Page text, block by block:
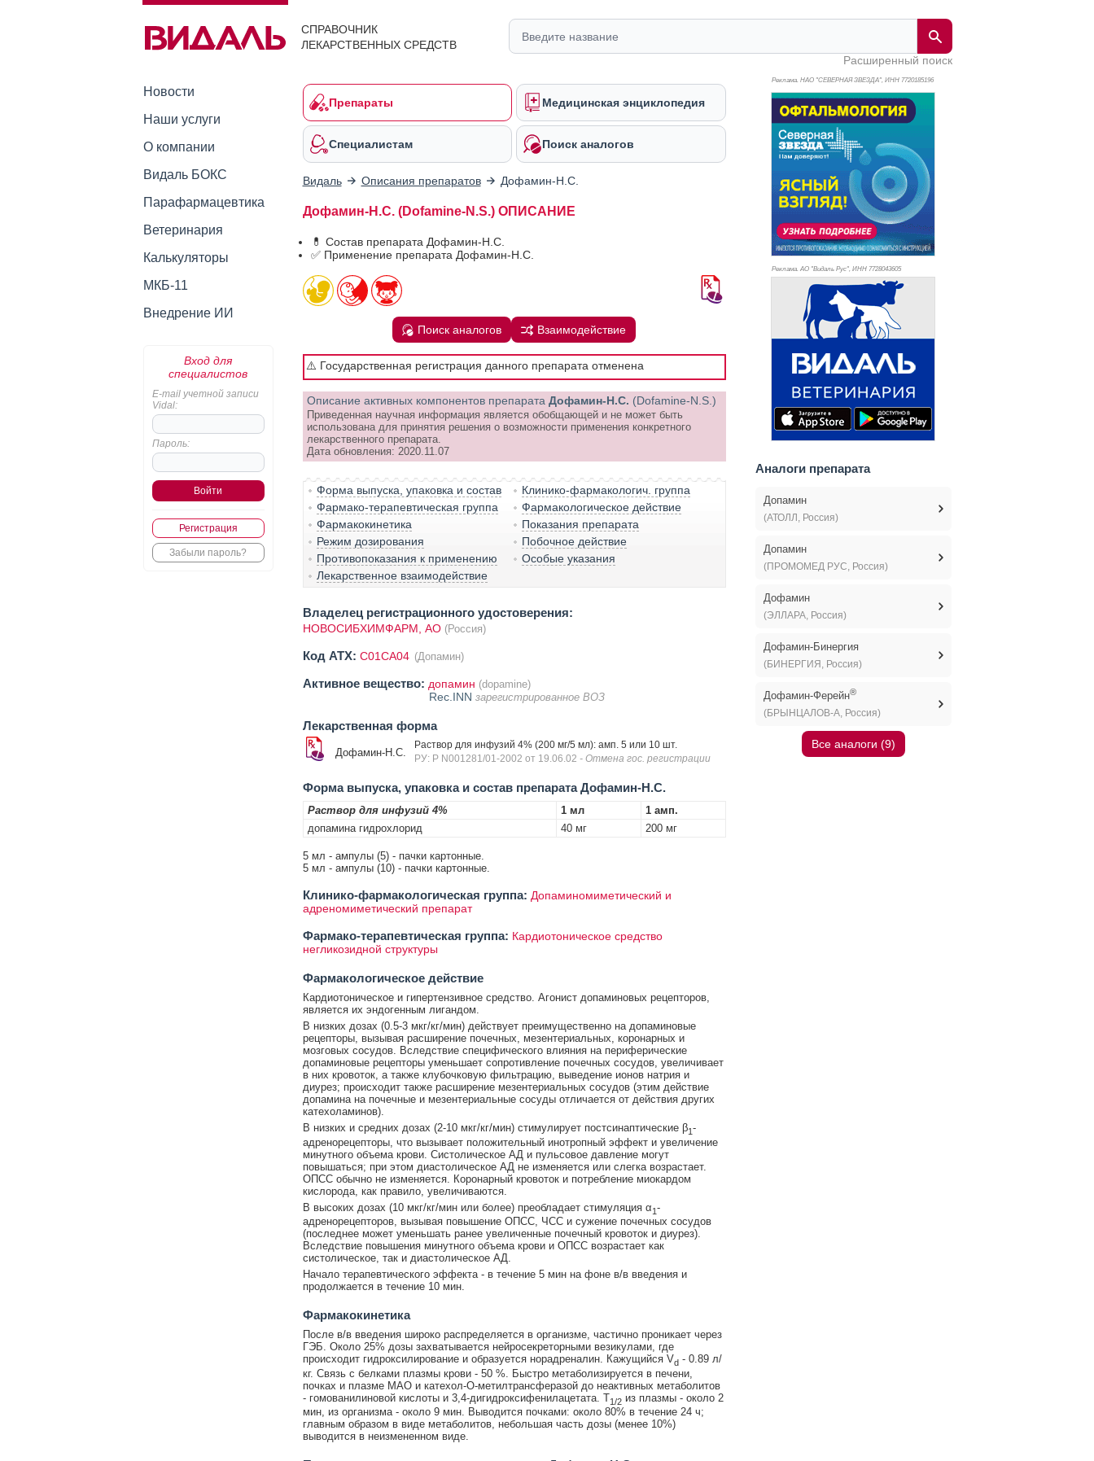
СПРАВОЧНИК
ЛЕКАРСТВЕННЫХ СРЕДСТВ
Расширенный поиск
Новости
Наши услуги
О компании
Видаль БОКС
Парафармацевтика
Ветеринария
Калькуляторы
МКБ-11
Внедрение ИИ
Вход для
специалистов
E-mail учетной записи
Vidal:
Пароль:
Регистрация
Забыли пароль?
Препараты Медицинская энциклопедия
Специалистам Поиск аналогов
Видаль Описания препаратов Дофамин-Н.С.
Дофамин-Н.С. (Dofamine-N.S.) ОПИСАНИЕ
💊 Состав препарата Дофамин-Н.С.
✅ Применение препарата Дофамин-Н.С.
Поиск аналогов Взаимодействие
⚠️ Государственная регистрация данного препарата отменена
Описание активных компонентов препарата Дофамин-Н.С. (Dofamine-N.S.)
Приведенная научная информация является обобщающей и не может быть
использована для принятия решения о возможности применения конкретного
лекарственного препарата.
Дата обновления: 2020.11.07
Форма выпуска, упаковка и состав
Клинико-фармакологич. группа
Фармако-терапевтическая группа
Фармакологическое действие
Фармакокинетика
Показания препарата
Режим дозирования
Побочное действие
Противопоказания к применению
Особые указания
Лекарственное взаимодействие
Владелец регистрационного удостоверения:
НОВОСИБХИМФАРМ, АО (Россия)
Код ATX: C01CA04 (Допамин)
Активное вещество: допамин (dopamine)
Rec.INN зарегистрированное ВОЗ
Лекарственная форма
Дофамин-Н.С.
Раствор для инфузий 4% (200 мг/5 мл): амп. 5 или 10 шт.
РУ: Р N001281/01-2002 от 19.06.02 - Отмена гос. регистрации
Форма выпуска, упаковка и состав препарата Дофамин-Н.С.
Раствор для инфузий 4% 1 мл
1 амп.
допамина гидрохлорид
40 мг 200 мг
5 мл - ампулы (5) - пачки картонные.
5 мл - ампулы (10) - пачки картонные.
Клинико-фармакологическая группа: Допаминомиметический и
адреномиметический препарат
Фармако-терапевтическая группа: Кардиотоническое средство
негликозидной структуры
Фармакологическое действие
Кардиотоническое и гипертензивное средство. Агонист допаминовых рецепторов,
является их эндогенным лигандом.
В низких дозах (0.5-3 мкг/кг/мин) действует преимущественно на допаминовые
рецепторы, вызывая расширение почечных, мезентериальных, коронарных и
мозговых сосудов. Вследствие специфического влияния на периферические
допаминовые рецепторы уменьшает сопротивление почечных сосудов, увеличивает
в них кровоток, а также клубочковую фильтрацию, выведение ионов натрия и
диурез; происходит также расширение мезентериальных сосудов (этим действие
допамина на почечные и мезентериальные сосуды отличается от действия других
катехоламинов).
В низких и средних дозах (2-10 мкг/кг/мин) стимулирует постсинаптические β1-
адренорецепторы, что вызывает положительный инотропный эффект и увеличение
минутного объема крови. Систолическое АД и пульсовое давление могут
повышаться; при этом диастолическое АД не изменяется или слегка возрастает.
ОПСС обычно не изменяется. Коронарный кровоток и потребление миокардом
кислорода, как правило, увеличиваются.
В высоких дозах (10 мкг/кг/мин или более) преобладает стимуляция α1-
адренорецепторов, вызывая повышение ОПСС, ЧСС и сужение почечных сосудов
(последнее может уменьшать ранее увеличенные почечный кровоток и диурез).
Вследствие повышения минутного объема крови и ОПСС возрастает как
систолическое, так и диастолическое АД.
Начало терапевтического эффекта - в течение 5 мин на фоне в/в введения и
продолжается в течение 10 мин.
Фармакокинетика
После в/в введения широко распределяется в организме, частично проникает через
ГЭБ. Около 25% дозы захватывается нейросекреторными везикулами, где
происходит гидроксилирование и образуется норадреналин. Кажущийся Vd- 0.89 л/
кг. Связь с белками плазмы крови - 50 %. Быстро метаболизируется в печени,
почках и плазме МАО и катехол-O-метилтрансферазой до неактивных метаболитов
- гомованилиновой кислоты и 3,4-дигидроксифенилацетата. T1/2из плазмы - около 2
мин, из организма - около 9 мин. Выводится почками: около 80% в течение 24 ч;
главным образом в виде метаболитов, небольшая часть дозы (менее 10%)
выводится в неизмененном виде.
Реклама. НАО "СЕВЕРНАЯ ЗВЕЗДА", ИНН 7720185196
Реклама. АО "Видаль Рус", ИНН 7728043605
Аналоги препарата
Допамин
(АТОЛЛ, Россия)
Допамин
(ПРОМОМЕД РУС, Россия)
Дофамин
(ЭЛЛАРА, Россия)
Дофамин-Бинергия
(БИНЕРГИЯ, Россия)
Дофамин-Ферейн®
(БРЫНЦАЛОВ-А, Россия)
Все аналоги (9)